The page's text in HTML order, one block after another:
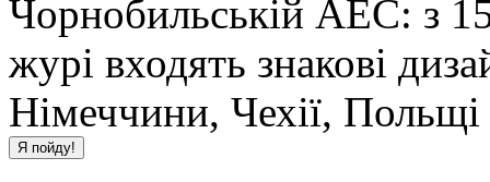
Чорнобильській АЕС: з
журі входять знакові
Німеччини, Чехії, Польщі